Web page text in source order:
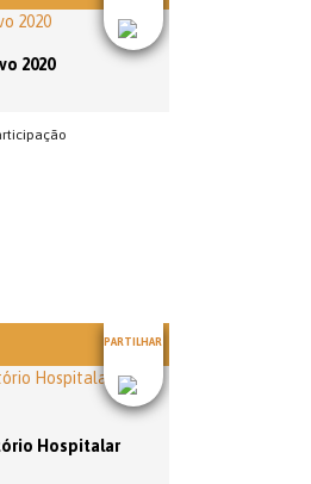
2020
PARTILHAR
Hospitalar